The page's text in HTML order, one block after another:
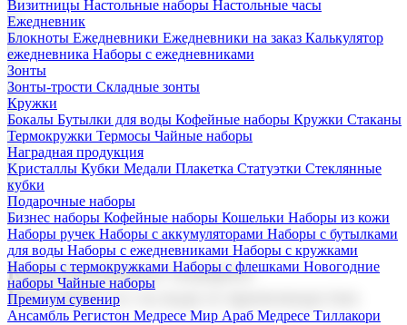
Визитницы Настольные наборы Настольные часы
Ежедневник
Блокноты Ежедневники Ежедневники на заказ Калькулятор
ежедневника Наборы с ежедневниками
Зонты
Зонты-трости Складные зонты
Кружки
Бокалы Бутылки для воды Кофейные наборы Кружки Стаканы
Термокружки Термосы Чайные наборы
Наградная продукция
Kристаллы Кубки Медали Плакетка Статуэтки Стеклянные
кубки
Подарочные наборы
Бизнес наборы Кофейные наборы Кошельки Наборы из кожи
Наборы ручек Наборы с аккумуляторами Наборы с бутылками
для воды Наборы с ежедневниками Наборы с кружками
Наборы с термокружками Наборы с флешками Новогодние
наборы Чайные наборы
Премиум сувенир
Ансамбль Регистон Медресе Мир Араб Медресе Тиллакори
Корпоративные подарки
Поставка со склада и производство